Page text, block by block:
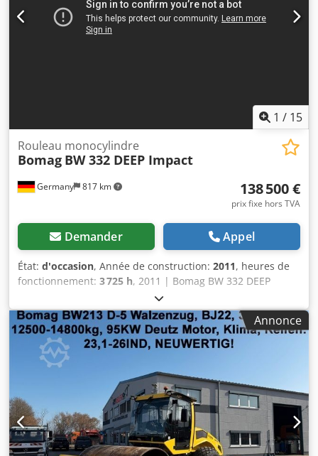
d’informations sont disponibles sur notre site Internet.
Sous réserve d’erreurs et de vente intermédiaire ! Location
possible. = Plus d'informations = Pour plus de
1 / 15
Germany 817 km
Rouleau monocylindre
Bomag BW 332 DEEP Impact
138 500 €
prix fixe hors TVA
Demander Appel
État: d'occasion, Année de construction: 2011, heures de
fonctionnement: 3 725 h, 2011 | Bomag BW 332 DEEP
Impact | Rouleau compacteur d’occasion | 3725 heures 📍
Emplacement : Allemagne 🚛 Livraison possible vers votre
destination – Utilisez notre calculateur d’expédition pour
estimer les frais de transport ! 💰 Achetez maintenant pour
138 500 EUR ou faites une offre. Paiement à la livraison
disponible pour des frais abordables (sous réserve
d’approbation)* Cjdpfoyux Eyjx Abkorf 👷‍♂️ Inspecté par un
expert indépendant 43 points d’inspection : 30 approuvés
✅ 13 imparfaits ℹ️ 0 défauts majeurs ⚠️ 📌 Commentaire de
l’inspecteur : Entièrement opérationnel, léger retard
d’entretien 📄 Vous souhaitez consulter l’inspection
Annonce